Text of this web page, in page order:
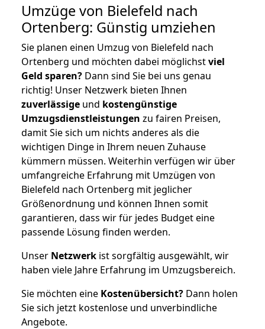
Umzüge von Bielefeld nach
Ortenberg: Günstig umziehen
Sie planen einen Umzug von Bielefeld nach
Ortenberg und möchten dabei möglichstviel
Geld sparen? Dann sind Sie bei uns genau
richtig! Unser Netzwerk bieten Ihnen
zuverlässige und kostengünstige
Umzugsdienstleistungen zu fairen Preisen,
damit Sie sich um nichts anderes als die
wichtigen Dinge in Ihrem neuen Zuhause
kümmern müssen. Weiterhin verfügen wir über
umfangreiche Erfahrung mit Umzügen von
Bielefeld nach Ortenberg mit jeglicher
Größenordnung und können Ihnen somit
garantieren, dass wir für jedes Budget eine
passende Lösung finden werden.
Unser Netzwerk ist sorgfältig ausgewählt, wir
haben viele Jahre Erfahrung im Umzugsbereich.
Sie möchten eine Kostenübersicht? Dann holen
Sie sich jetzt kostenlose und unverbindliche
Angebote.